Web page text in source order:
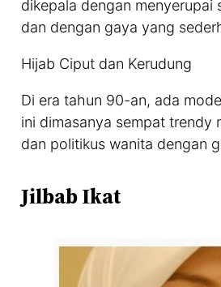
dikepala dengan
dan dengan gaya yang
Hijab Ciput dan Kerudung
Di era tahun 90-an, ada
ini dimasanya sempat trendy
dan politikus wanita dengan
Jilbab Ikat